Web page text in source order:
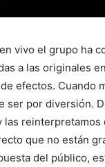
vivo el grupo ha
a las originales
efectos. Cuando
ser por diversión.
las
que no están
del público,